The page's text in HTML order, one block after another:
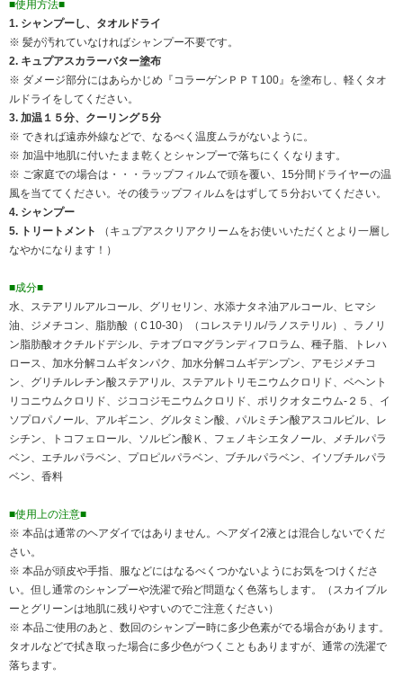
■使用方法■
1. シャンプーし、タオルドライ
※ 髪が汚れていなければシャンプー不要です。
2. キュプアスカラーバター塗布
※ ダメージ部分にはあらかじめ『コラーゲンＰＰＴ100』を塗布し、軽くタオ
ルドライをしてください。
3. 加温１５分、クーリング５分
※ できれば遠赤外線などで、なるべく温度ムラがないように。
※ 加温中地肌に付いたまま乾くとシャンプーで落ちにくくなります。
※ ご家庭での場合は・・・ラップフィルムで頭を覆い、15分間ドライヤーの温
風を当ててください。その後ラップフィルムをはずして５分おいてください。
4. シャンプー
5. トリートメント
（キュプアスクリアクリームをお使いいただくとより一層し
なやかになります！）
■成分■
水、ステアリルアルコール、グリセリン、水添ナタネ油アルコール、ヒマシ
油、ジメチコン、脂肪酸（Ｃ10-30）（コレステリル/ラノステリル）、ラノリ
ン脂肪酸オクチルドデシル、テオブロマグランディフロラム、種子脂、トレハ
ロース、加水分解コムギタンパク、加水分解コムギデンプン、アモジメチコ
ン、グリチルレチン酸ステアリル、ステアルトリモニウムクロリド、ベヘント
リコニウムクロリド、ジココジモニウムクロリド、ポリクオタニウム-２５、イ
ソプロパノール、アルギニン、グルタミン酸、パルミチン酸アスコルビル、レ
シチン、トコフェロール、ソルビン酸Ｋ、フェノキシエタノール、メチルパラ
ベン、エチルパラベン、プロピルパラベン、ブチルパラベン、イソブチルパラ
ベン、香料
■使用上の注意■
※ 本品は通常のヘアダイではありません。ヘアダイ2液とは混合しないでくだ
さい。
※ 本品が頭皮や手指、服などにはなるべくつかないようにお気をつけくださ
い。但し通常のシャンプーや洗濯で殆ど問題なく色落ちします。（スカイブル
ーとグリーンは地肌に残りやすいのでご注意ください）
※ 本品ご使用のあと、数回のシャンプー時に多少色素がでる場合があります。
タオルなどで拭き取った場合に多少色がつくこともありますが、通常の洗濯で
落ちます。